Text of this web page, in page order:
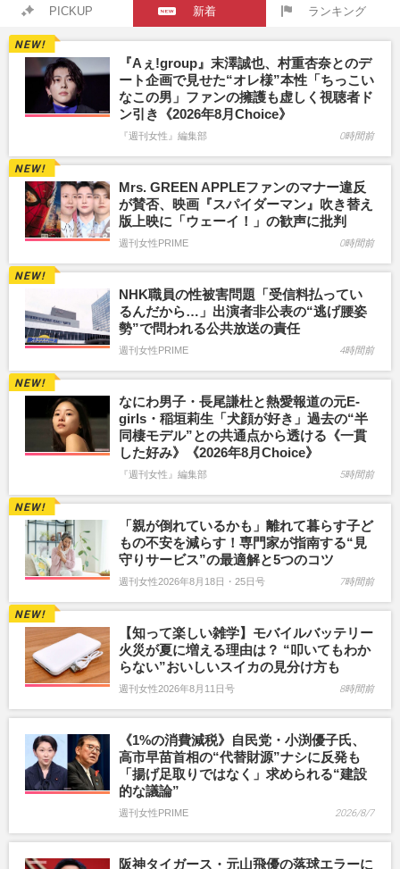
PICKUP 新着 ランキング
『Aぇ!group』末澤誠也、村重杏奈とのデ
ート企画で見せた“オレ様”本性「ちっこい
なこの男」ファンの擁護も虚しく視聴者ド
ン引き《2026年8月Choice》
『週刊女性』編集部 0時間前
Mrs. GREEN APPLEファンのマナー違反
が賛否、映画『スパイダーマン』吹き替え
版上映に「ウェーイ！」の歓声に批判
週刊女性PRIME 0時間前
NHK職員の性被害問題「受信料払ってい
るんだから…」出演者非公表の“逃げ腰姿
勢”で問われる公共放送の責任
週刊女性PRIME 4時間前
なにわ男子・長尾謙杜と熱愛報道の元E-
girls・稲垣莉生「犬顔が好き」過去の“半
同棲モデル”との共通点から透ける《一貫
した好み》《2026年8月Choice》
『週刊女性』編集部 5時間前
「親が倒れているかも」離れて暮らす子ど
もの不安を減らす！専門家が指南する“見
守りサービス”の最適解と5つのコツ
週刊女性2026年8月18日・25日号 7時間前
【知って楽しい雑学】モバイルバッテリー
火災が夏に増える理由は？ “叩いてもわか
らない”おいしいスイカの見分け方も
週刊女性2026年8月11日号 8時間前
《1%の消費減税》自民党・小渕優子氏、
高市早苗首相の“代替財源”ナシに反発も
「揚げ足取りではなく」求められる“建設
的な議論”
週刊女性PRIME 2026/8/7
阪神タイガース・元山飛優の落球エラーに